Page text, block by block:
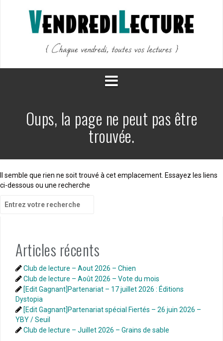
Oups, la page ne peut pas être
trouvée.
Il semble que rien ne soit trouvé à cet emplacement. Essayez les liens
ci-dessous ou une recherche
pour
Articles récents
Club de lecture – Aout 2026 – Chien
Club de lecture – Août 2026 – Vote du mois
[Edit Gagnant]Partenariat – 17 juillet 2026 : Éditions
Dystopia
[Edit Gagnant]Partenariat spécial Fiertés – 26 juin 2026 –
YBY / Seuil
Club de lecture – Juillet 2026 – Grains de sable